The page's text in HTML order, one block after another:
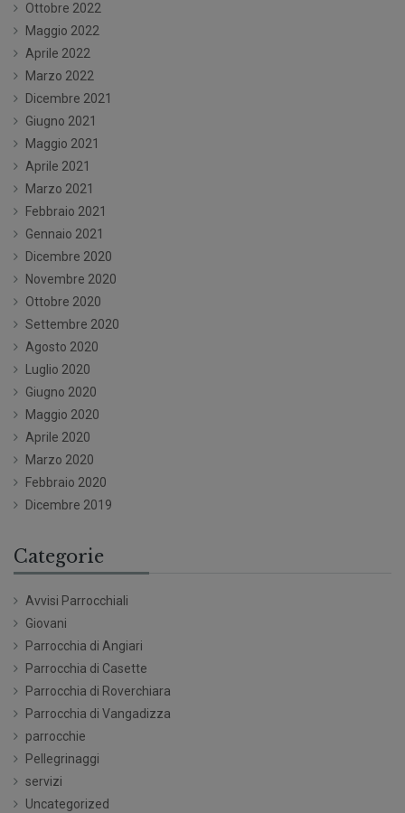
Ottobre 2022
Maggio 2022
Aprile 2022
Marzo 2022
Dicembre 2021
Giugno 2021
Maggio 2021
Aprile 2021
Marzo 2021
Febbraio 2021
Gennaio 2021
Dicembre 2020
Novembre 2020
Ottobre 2020
Settembre 2020
Agosto 2020
Luglio 2020
Giugno 2020
Maggio 2020
Aprile 2020
Marzo 2020
Febbraio 2020
Dicembre 2019
Categorie
Avvisi Parrocchiali
Giovani
Parrocchia di Angiari
Parrocchia di Casette
Parrocchia di Roverchiara
Parrocchia di Vangadizza
parrocchie
Pellegrinaggi
servizi
Uncategorized